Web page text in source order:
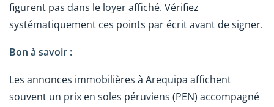
figurent pas dans le loyer affiché. Vérifiez
systématiquement ces points par écrit avant de signer.
Bon à savoir :
Les annonces immobilières à Arequipa affichent
souvent un prix en soles péruviens (PEN) accompagné